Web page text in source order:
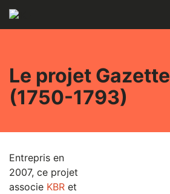
Aller au contenu
Le projet
(1750-1793)
Entrepris en
2007, ce projet
associe KBR et